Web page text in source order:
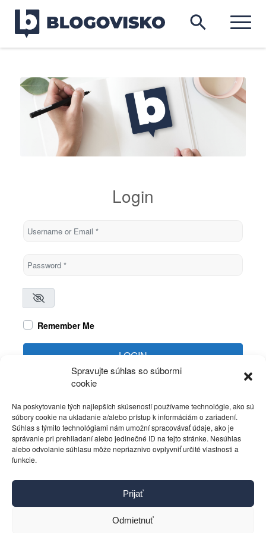
Spravujte súhlas so súbormi
cookie
Na poskytovanie tých najlepších skúseností používame technológie, ako sú
súbory cookie na ukladanie a/alebo prístup k informáciám o zariadení.
Súhlas s týmito technológiami nám umožní spracovávať údaje, ako je
správanie pri prehliadaní alebo jedinečné ID na tejto stránke. Nesúhlas
alebo odvolanie súhlasu môže nepriaznivo ovplyvniť určité vlastnosti a
funkcie.
Prijať
Odmietnuť
Login
Username or Email
Password*
Remember Me
LOGIN
Kontakt
Pravidlá používania